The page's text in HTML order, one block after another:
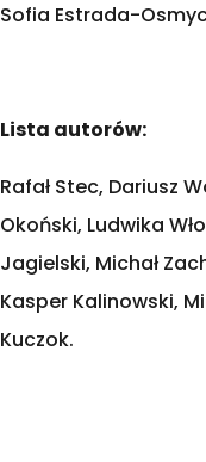
Sofia Estrada-
Lista autorów:
Rafał Stec, Dariusz
Okoński, Ludwika
Jagielski, Michał
Kasper Kalinowski,
Kuczok.